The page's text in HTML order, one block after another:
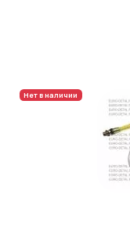
Нет в наличии